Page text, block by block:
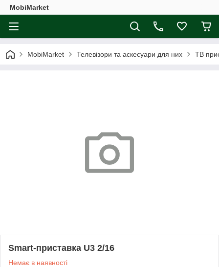
MobiMarket
MobiMarket Телевізори та аскесуари для них ТВ
Smart-приставка U3 2/16
Немає в наявності